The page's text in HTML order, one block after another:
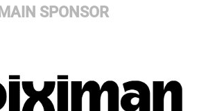
MAIN SPONSOR